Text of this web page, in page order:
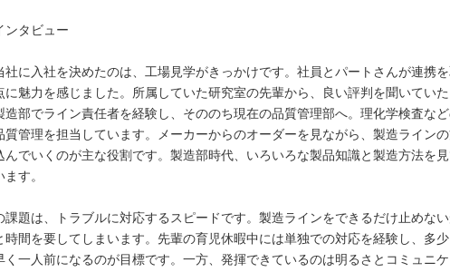
ンタビュー
社に入社を決めたのは、工場見学がきっかけです。社員とパートさんが連携
に魅力を感じました。所属していた研究室の先輩から、良い評判を聞いてい
造部でライン責任者を経験し、そののち現在の品質管理部へ。理化学検査な
質管理を担当しています。メーカーからのオーダーを見ながら、製造ライン
んでいくのが主な役割です。製造部時代、いろいろな製品知識と製造方法を
ます。
課題は、トラブルに対応するスピードです。製造ラインをできるだけ止めな
時間を要してしまいます。先輩の育児休暇中には単独での対応を経験し、多
く一人前になるのが目標です。一方、発揮できているのは明るさとコミュニ